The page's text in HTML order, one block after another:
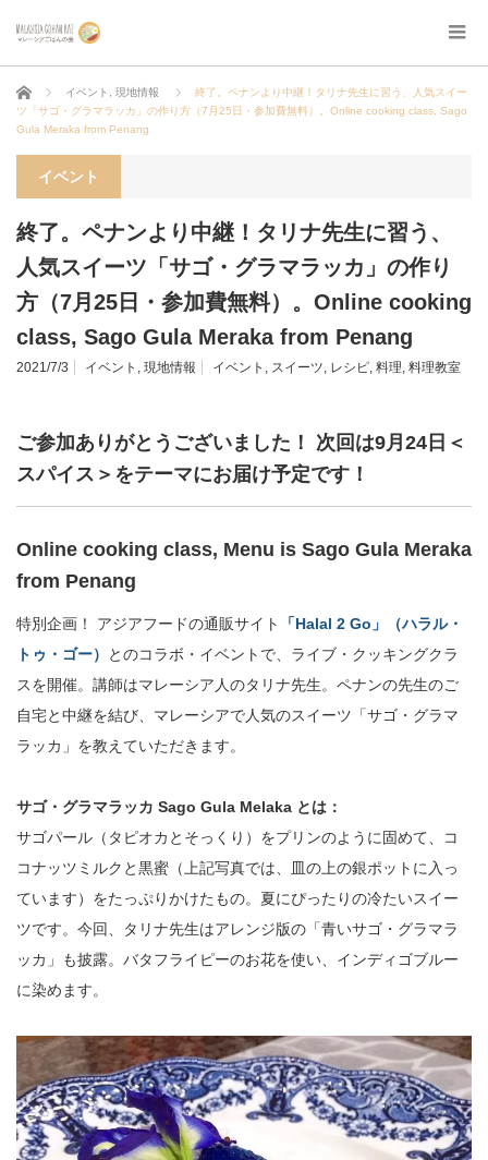
ホーム イベント 現地情報
終了。ペナンより中継！タリナ先生に習う、人気スイー
ツ「サゴ・グラマラッカ」の作り方（7月25日・参加費無料）。Online cooking class, Sago
Gula Meraka from Penang
イベント
終了。ペナンより中継！タリナ先生に習う、
人気スイーツ「サゴ・グラマラッカ」の作り
方（7月25日・参加費無料）。Online cooking
class, Sago Gula Meraka from Penang
2021/7/3 イベント , 現地情報 イベント , スイーツ, レシピ, 料理, 料理教室
ご参加ありがとうございました！ 次回は9月24日＜
スパイス＞をテーマにお届け予定です！
Online cooking class, Menu is Sago Gula Meraka
from Penang
特別企画！ アジアフードの通販サイト
「Halal 2 Go」（ハラル・
トゥ・ゴー）
とのコラボ・イベントで、ライブ・クッキングクラ
スを開催。講師はマレーシア人のタリナ先生。ペナンの先生のご
自宅と中継を結び、マレーシアで人気のスイーツ「サゴ・グラマ
ラッカ」を教えていただきます。
サゴ・グラマラッカ Sago Gula Melaka とは：
サゴパール（タピオカとそっくり）をプリンのように固めて、コ
コナッツミルクと黒蜜（上記写真では、皿の上の銀ポットに入っ
ています）をたっぷりかけたもの。夏にぴったりの冷たいスイー
ツです。今回、タリナ先生はアレンジ版の「青いサゴ・グラマラ
ッカ」も披露。バタフライピーのお花を使い、インディゴブルー
に染めます。